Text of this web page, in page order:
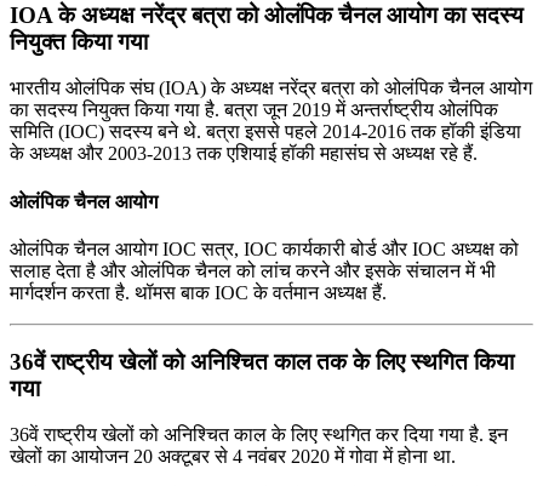
IOA के अध्यक्ष नरेंद्र बत्रा को ओलंपिक चैनल आयोग का सदस्य
नियुक्त किया गया
भारतीय ओलंपिक संघ (IOA) के अध्यक्ष नरेंद्र बत्रा को ओलंपिक चैनल आयोग
का सदस्य नियुक्त किया गया है. बत्रा जून 2019 में अन्तर्राष्ट्रीय ओलंपिक
समिति (IOC) सदस्य बने थे. बत्रा इससे पहले 2014-2016 तक हॉकी इंडिया
के अध्यक्ष और 2003-2013 तक एशियाई हॉकी महासंघ से अध्यक्ष रहे हैं.
ओलंपिक चैनल आयोग
ओलंपिक चैनल आयोग IOC सत्र, IOC कार्यकारी बोर्ड और IOC अध्यक्ष को
सलाह देता है और ओलंपिक चैनल को लांच करने और इसके संचालन में भी
मार्गदर्शन करता है. थॉमस बाक IOC के वर्तमान अध्यक्ष हैं.
36वें राष्ट्रीय खेलों को अनिश्चित काल तक के लिए स्थगित किया
गया
36वें राष्ट्रीय खेलों को अनिश्चित काल के लिए स्थगित कर दिया गया है. इन
खेलों का आयोजन 20 अक्टूबर से 4 नवंबर 2020 में गोवा में होना था.